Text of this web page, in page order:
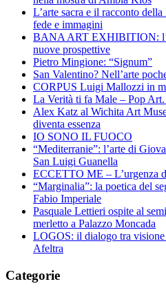
L’arte sacra e il racconto
fede e immagini
BANA ART EXHIBITION:
nuove prospettive
Pietro Mingione: “Signum”
San Valentino? Nell’arte
CORPUS Luigi Mallozzi in
La Verità ti fa Male – Pop
Alex Katz al Wichita Art
diventa essenza
IO SONO IL FUOCO
“Mediterranie”: l’arte di
San Luigi Guanella
ECCETTO ME – L’urgenza
“Marginalia”: la poetica del
Fabio Imperiale
Pasquale Lettieri ospite al
merletto a Palazzo Moncada
LOGOS: il dialogo tra
Afeltra
Categorie